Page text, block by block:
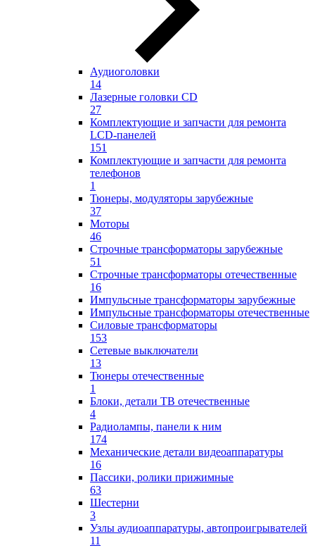
Аудиоголовки
14
Лазерные головки CD
27
Комплектующие и запчасти для ремонта
LCD-панелей
151
Комплектующие и запчасти для ремонта
телефонов
1
Тюнеры, модуляторы зарубежные
37
Моторы
46
Строчные трансформаторы зарубежные
51
Строчные трансформаторы отечественные
16
Импульсные трансформаторы зарубежные
Импульсные трансформаторы отечественные
Силовые трансформаторы
153
Сетевые выключатели
13
Тюнеры отечественные
1
Блоки, детали ТВ отечественные
4
Радиолампы, панели к ним
174
Механические детали видеоаппаратуры
16
Пассики, ролики прижимные
63
Шестерни
3
Узлы аудиоаппаратуры, автопроигрывателей
11